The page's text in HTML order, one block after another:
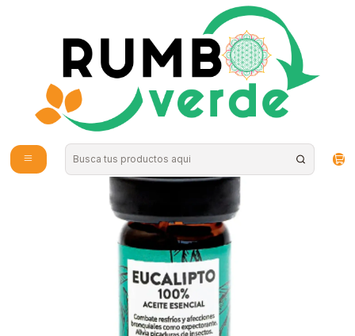
Envío gratis por compras sobre los 59.990 en la provincia de Santiago
Aromaterapia y Bienestar
Floresencia - Aceite esencial Eucalipto 5ml